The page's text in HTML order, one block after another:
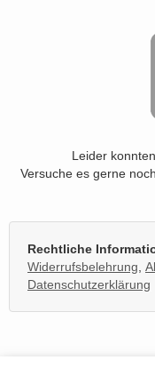
Leider
Versuche es gerne
Rechtliche
Widerrufsbelehrung,
Datenschutzerklärung